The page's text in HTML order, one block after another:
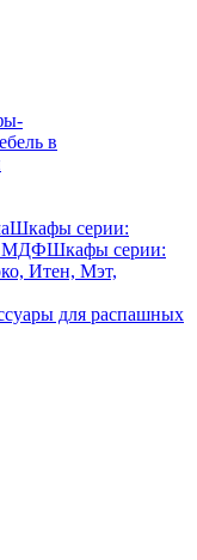
в
Шкафы серии:
МДФШкафы серии:
Итен, Мэт,
для распашных